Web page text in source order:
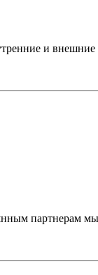
и
партнерам мы